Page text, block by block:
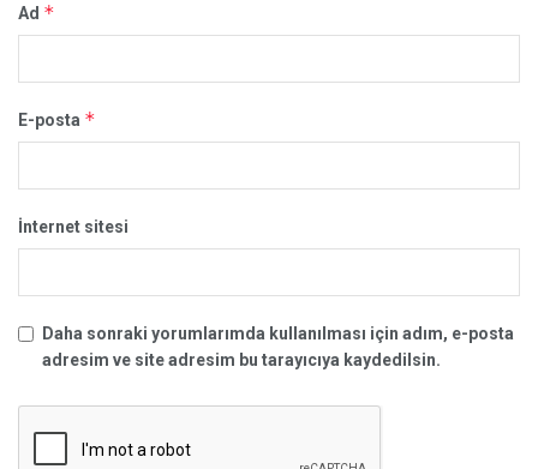
Ad *
E-posta *
İnternet sitesi
Daha sonraki yorumlarımda kullanılması için adım, e-posta
adresim ve site adresim bu tarayıcıya kaydedilsin.